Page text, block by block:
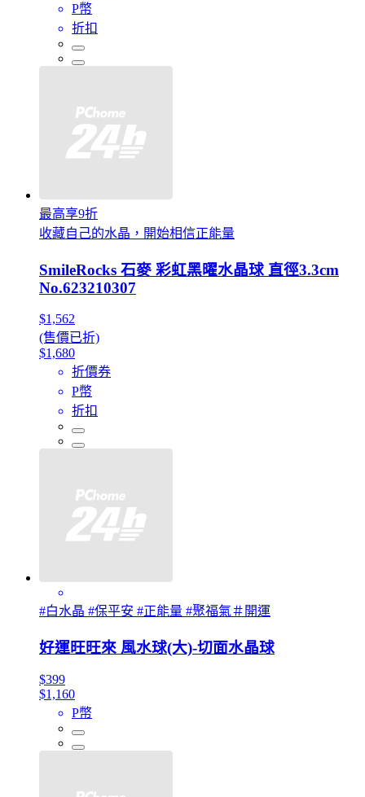
P幣
折扣
最高享9折
收藏自己的水晶，開始相信正能量
SmileRocks 石麥 彩虹黑曜水晶球 直徑3.3cm
No.623210307
$1,562
(售價已折)
$1,680
折價券
P幣
折扣
#白水晶 #保平安 #正能量 #聚福氣＃開運
好運旺旺來 風水球(大)-切面水晶球
$399
$1,160
P幣